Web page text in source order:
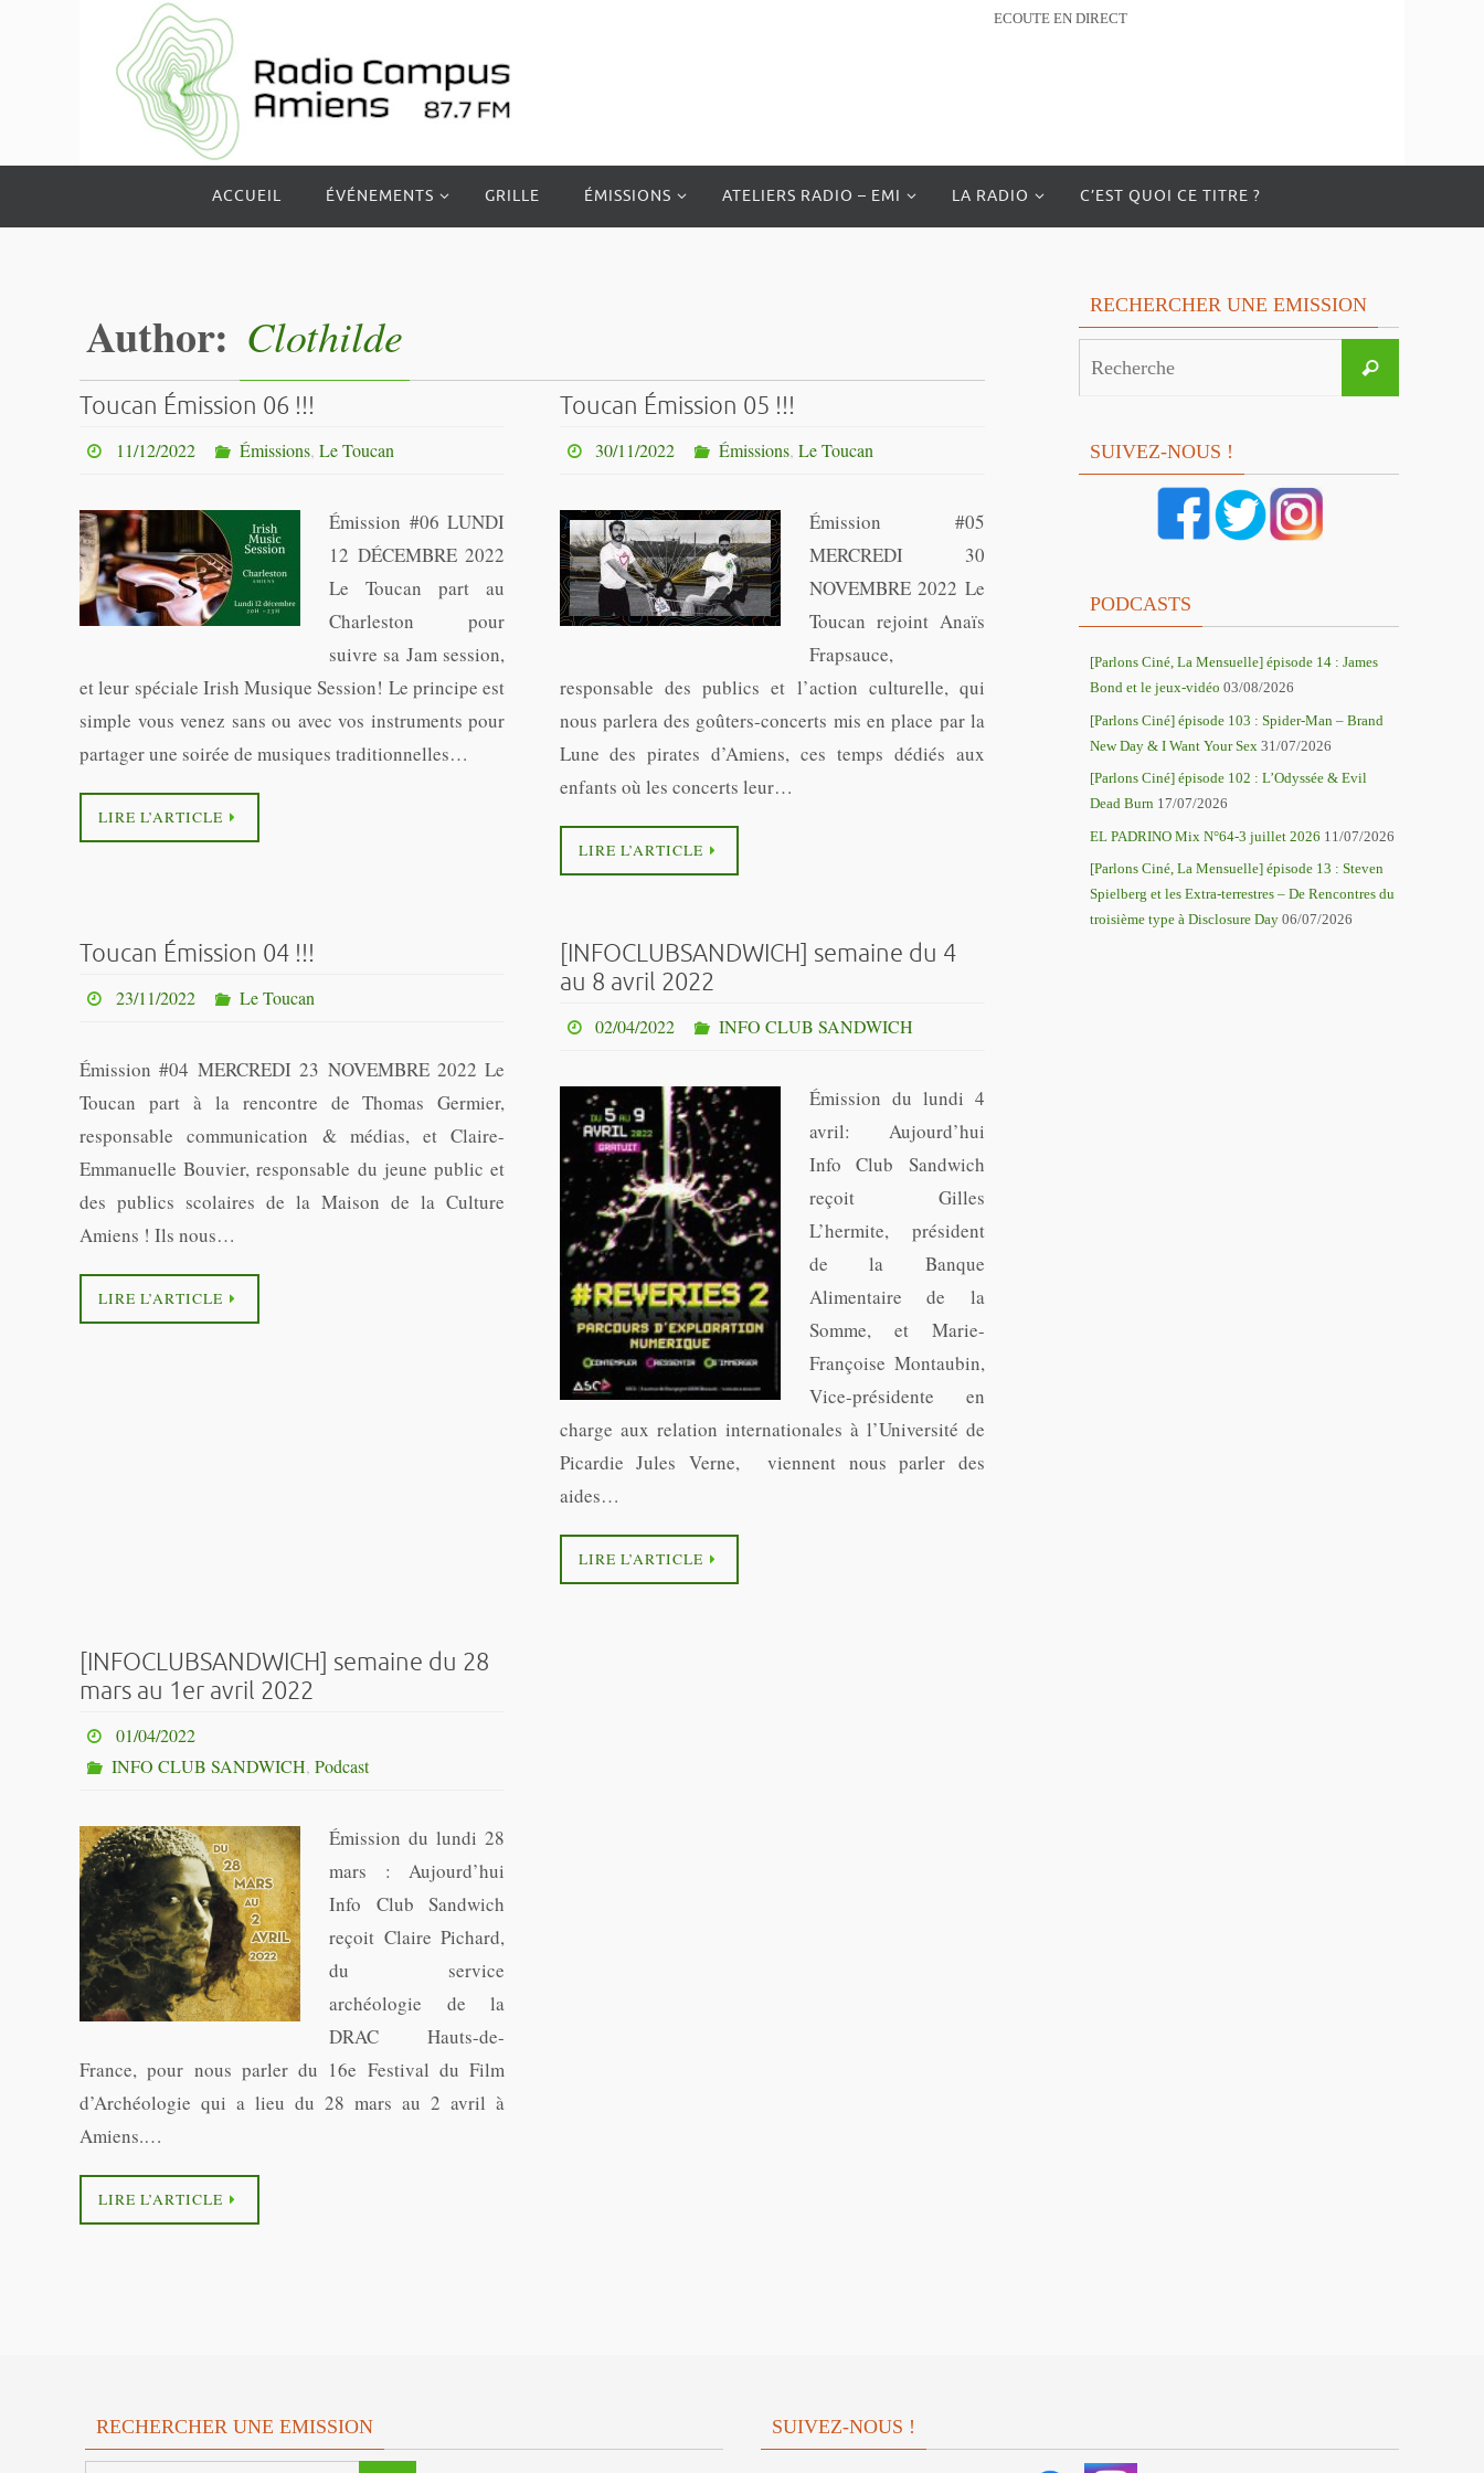
ECOUTE EN DIRECT
le
ACCUEIL ÉVÉNEMENTS GRILLE ÉMISSIONS ATELIERS RADIO – EMI LA RADIO C’EST QUOI CE TITRE ?
Author: Clothilde
Toucan Émission 06 !!!
11/12/2022 Émissions, Le Toucan
Émission #06 LUNDI
12 DÉCEMBRE 2022
Le Toucan part au
Charleston pour
suivre sa Jam session,
et leur spéciale Irish Musique Session! Le principe est
simple vous venez sans ou avec vos instruments pour
partager une soirée de musiques traditionnelles…
LIRE L’ARTICLE
Toucan Émission 05 !!!
30/11/2022 Émissions,Le Toucan
Émission #05
MERCREDI 30
NOVEMBRE 2022 Le
Toucan rejoint Anaïs
Frapsauce,
responsable des publics et l’action culturelle, qui
nous parlera des goûters-concerts mis en place par la
Lune des pirates d’Amiens, ces temps dédiés aux
enfants où les concerts leur…
LIRE L’ARTICLE
Toucan Émission 04 !!!
23/11/2022 Le Toucan
Émission #04 MERCREDI 23 NOVEMBRE 2022 Le
Toucan part à la rencontre de Thomas Germier,
responsable communication & médias, et Claire-
Emmanuelle Bouvier, responsable du jeune public et
des publics scolaires de la Maison de la Culture
Amiens ! Ils nous…
LIRE L’ARTICLE
[INFOCLUBSANDWICH] semaine du 4
au 8 avril 2022
02/04/2022 INFO CLUB SANDWICH
Émission du lundi 4
avril: Aujourd’hui
Info Club Sandwich
reçoit Gilles
L’hermite, président
de la Banque
Alimentaire de la
Somme, et Marie-
Françoise Montaubin,
Vice-présidente en
charge aux relation internationales à l’Université de
Picardie Jules Verne, viennent nous parler des
aides…
LIRE L’ARTICLE
[INFOCLUBSANDWICH] semaine du 28
mars au 1er avril 2022
01/04/2022
INFO CLUB SANDWICH, Podcast
Émission du lundi 28
mars : Aujourd’hui
Info Club Sandwich
reçoit Claire Pichard,
du service
archéologie de la
DRAC Hauts-de-
France, pour nous parler du 16e Festival du Film
d’Archéologie qui a lieu du 28 mars au 2 avril à
Amiens.…
LIRE L’ARTICLE
RECHERCHER UNE EMISSION
Recherche
SUIVEZ-NOUS !
PODCASTS
[Parlons Ciné, La Mensuelle] épisode 14 : James
Bond et le jeux-vidéo 03/08/2026
[Parlons Ciné] épisode 103 : Spider-Man – Brand
New Day & I Want Your Sex 31/07/2026
[Parlons Ciné] épisode 102 : L’Odyssée & Evil
Dead Burn 17/07/2026
EL PADRINO Mix N°64-3 juillet 2026 11/07/2026
[Parlons Ciné, La Mensuelle] épisode 13 : Steven
Spielberg et les Extra-terrestres – De Rencontres du
troisième type à Disclosure Day 06/07/2026
RECHERCHER UNE EMISSION SUIVEZ-NOUS !